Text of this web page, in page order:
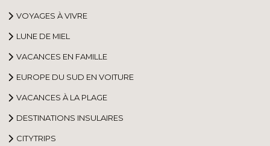
VOYAGES À VIVRE
LUNE DE MIEL
VACANCES EN FAMILLE
EUROPE DU SUD EN VOITURE
VACANCES À LA PLAGE
DESTINATIONS INSULAIRES
CITYTRIPS